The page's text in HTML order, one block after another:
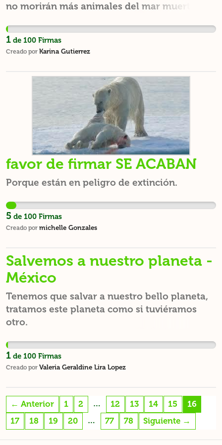
no morirán más animales del mar muertos
comida... Nuestro aire se purifica si
plantamos más árboles.
1 de 100 Firmas
Creado por Karina Gutierrez
favor de firmar SE ACABAN
Porque están en peligro de extinción.
5 de 100 Firmas
Creado por michelle Gonzales
Salvemos a nuestro planeta -
México
Tenemos que salvar a nuestro bello planeta,
tratamos este planeta como si tuviéramos
otro.
1 de 100 Firmas
Creado por Valeria Geraldine Lira Lopez
← Anterior 1 2 … 12 13 14 15
16
17
18 19 20 … 77 78 Siguiente →